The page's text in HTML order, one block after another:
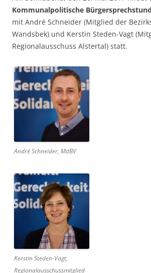
Kommunalpolitische
mit André Schneider (Mitglied der
Wandsbek) und Kerstin Steden-Vagt
Regionalausschuss Alstertal) statt.
André Schneider, MdBV
Kerstin Steden-Vagt,
Regionalausschussmitglied